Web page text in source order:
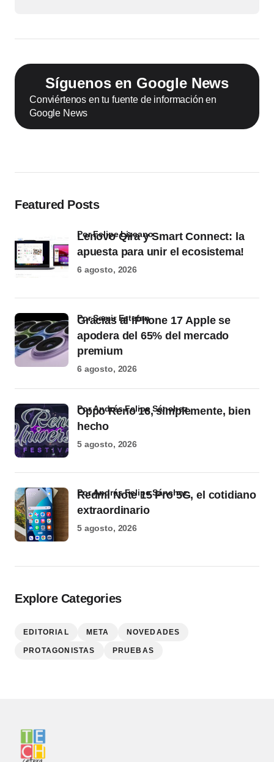
Síguenos en Google News
Conviértenos en tu fuente de información en
Google News
Featured Posts
Lenovo Qira y Smart Connect: la
apuesta para unir el ecosistema!
por Felipe Lizcano
6 agosto, 2026
Gracias al iPhone 17 Apple se
apodera del 65% del mercado
premium
por Samir Estefan
6 agosto, 2026
Oppo Reno 16, simplemente, bien
hecho
por Andrés Felipe Sánchez
5 agosto, 2026
Redmi Note 15 Pro 5G, el cotidiano
extraordinario
por Andrés Felipe Sánchez
5 agosto, 2026
Explore Categories
EDITORIAL META NOVEDADES
PROTAGONISTAS PRUEBAS